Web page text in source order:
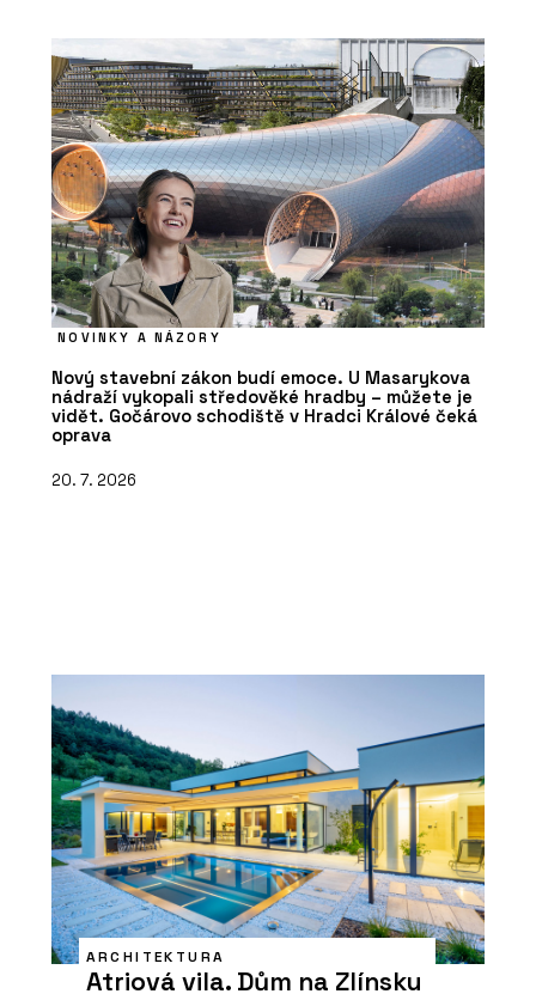
NOVINKY A NÁZORY
Nový stavební zákon budí emoce. U Masarykova
nádraží vykopali středověké hradby – můžete je
vidět. Gočárovo schodiště v Hradci Králové čeká
oprava
20. 7. 2026
ARCHITEKTURA
Atriová vila. Dům na Zlínsku